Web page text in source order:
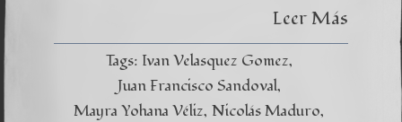
Leer Más
Tags: Ivan Velasquez Gomez
Juan Francisco Sandoval
Mayra Yohana Véliz Nicolás Maduro